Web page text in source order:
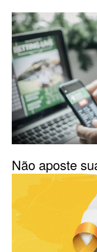
Não aposte